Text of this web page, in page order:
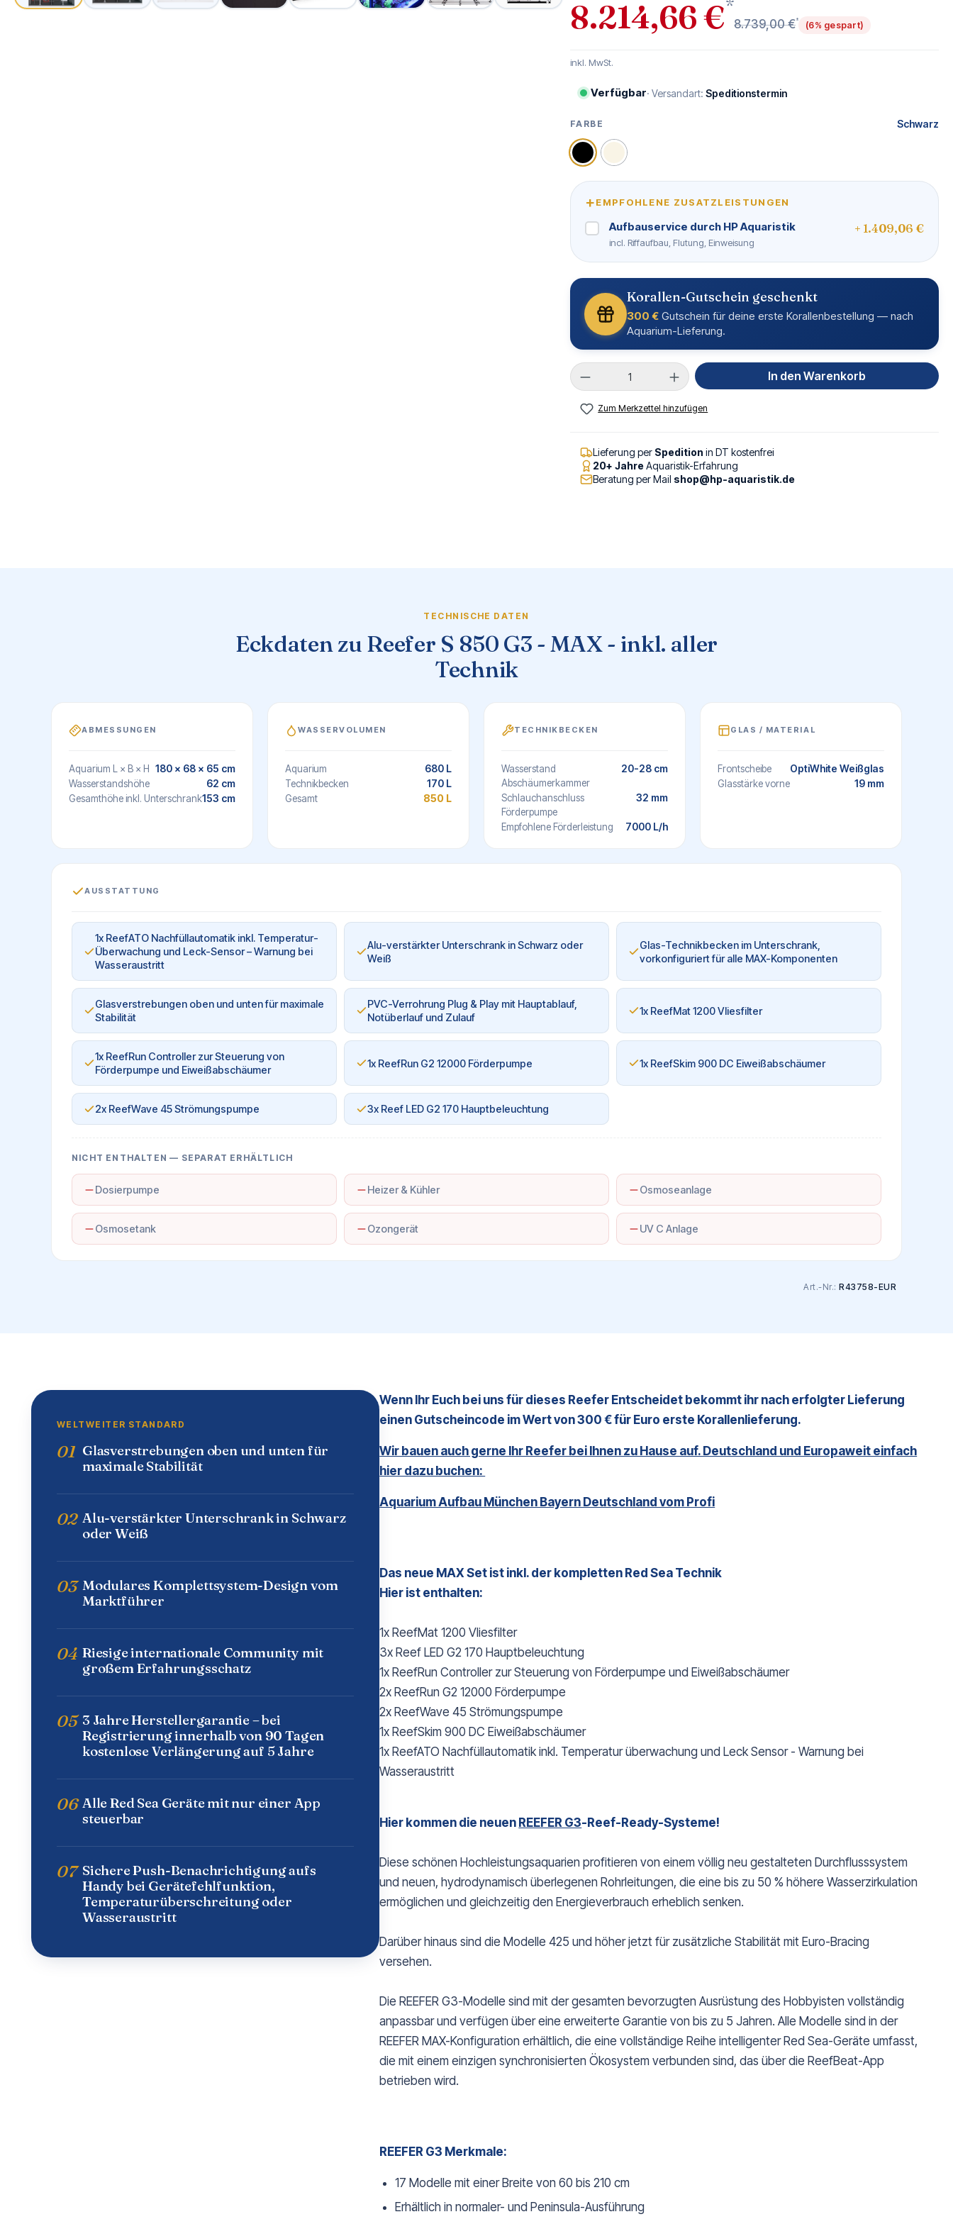
8.214,66 €*
8.739,00 €*
(6% gespart)
inkl. MwSt.
Verfügbar· Versandart: Speditionstermin
FARBE
AUSWÄHLEN Schwarz
SchwarzWeiß
+EMPFOHLENE ZUSATZLEISTUNGEN
Aufbauservice durch HP Aquaristik
incl. Riffaufbau, Flutung, Einweisung
+ 1.409,06 €
Korallen-Gutschein geschenkt
300 € Gutschein für deine erste Korallenbestellung — nach
Aquarium-Lieferung.
Produkt Anzahl: Gib den gewünschten Wert ein
In den Warenkorb
Zum Merkzettel hinzufügen
Lieferung per Spedition in DT kostenfrei
20+ JahreAquaristik-Erfahrung
Beratung per Mail shop@hp-aquaristik.de
TECHNISCHE DATEN
Eckdaten zu Reefer S 850 G3 - MAX - inkl. aller
Technik
ABMESSUNGEN
Aquarium L × B × H 180 × 68 × 65 cm
Wasserstandshöhe 62 cm
Gesamthöhe inkl. Unterschrank153 cm
WASSERVOLUMEN
Aquarium 680 L
Technikbecken 170 L
Gesamt 850 L
TECHNIKBECKEN
Wasserstand
Abschäumerkammer
20-28 cm
Schlauchanschluss
Förderpumpe
32 mm
Empfohlene Förderleistung 7000 L/h
GLAS / MATERIAL
Frontscheibe OptiWhite Weißglas
Glasstärke vorne 19 mm
AUSSTATTUNG
1x ReefATO Nachfüllautomatik inkl. Temperatur-
Überwachung und Leck-Sensor – Warnung bei
Wasseraustritt
Alu-verstärkter Unterschrank in Schwarz oder
Weiß
Glas-Technikbecken im Unterschrank,
vorkonfiguriert für alle MAX-Komponenten
Glasverstrebungen oben und unten für maximale
Stabilität
PVC-Verrohrung Plug & Play mit Hauptablauf,
Notüberlauf und Zulauf
1x ReefMat 1200 Vliesfilter
1x ReefRun Controller zur Steuerung von
Förderpumpe und Eiweißabschäumer
1x ReefRun G2 12000 Förderpumpe 1x ReefSkim 900 DC Eiweißabschäumer
2x ReefWave 45 Strömungspumpe 3x Reef LED G2 170 Hauptbeleuchtung
NICHT ENTHALTEN — SEPARAT ERHÄLTLICH
Dosierpumpe Heizer & Kühler Osmoseanlage
Osmosetank Ozongerät UV C Anlage
Art.-Nr.:R43758-EUR
WELTWEITER STANDARD
01 Glasverstrebungen oben und unten für
maximale Stabilität
02 Alu-verstärkter Unterschrank in Schwarz
oder Weiß
03 Modulares Komplettsystem-Design vom
Marktführer
04 Riesige internationale Community mit
großem Erfahrungsschatz
05 3 Jahre Herstellergarantie – bei
Registrierung innerhalb von 90 Tagen
kostenlose Verlängerung auf 5 Jahre
06 Alle Red Sea Geräte mit nur einer App
steuerbar
07 Sichere Push-Benachrichtigung aufs
Handy bei Gerätefehlfunktion,
Temperaturüberschreitung oder
Wasseraustritt
Wenn Ihr Euch bei uns für dieses Reefer Entscheidet bekommt ihr nach erfolgter Lieferung
einen Gutscheincode im Wert von 300 € für Euro erste Korallenlieferung.
Wir bauen auch gerne Ihr Reefer bei Ihnen zu Hause auf. Deutschland und Europaweit einfach
hier dazu buchen:
Aquarium Aufbau München Bayern Deutschland vom Profi
Das neue MAX Set ist inkl. der kompletten Red Sea Technik
Hier ist enthalten:
1x ReefMat 1200 Vliesfilter
3x Reef LED G2 170 Hauptbeleuchtung
1x ReefRun Controller zur Steuerung von Förderpumpe und Eiweißabschäumer
2x ReefRun G2 12000 Förderpumpe
2x ReefWave 45 Strömungspumpe
1x ReefSkim 900 DC Eiweißabschäumer
1x ReefATO Nachfüllautomatik inkl. Temperatur überwachung und Leck Sensor - Warnung bei
Wasseraustritt
Hier kommen die neuen REEFER G3-Reef-Ready-Systeme!
Diese schönen Hochleistungsaquarien profitieren von einem völlig neu gestalteten Durchflusssystem
und neuen, hydrodynamisch überlegenen Rohrleitungen, die eine bis zu 50 % höhere Wasserzirkulation
ermöglichen und gleichzeitig den Energieverbrauch erheblich senken.
Darüber hinaus sind die Modelle 425 und höher jetzt für zusätzliche Stabilität mit Euro-Bracing
versehen.
Die REEFER G3-Modelle sind mit der gesamten bevorzugten Ausrüstung des Hobbyisten vollständig
anpassbar und verfügen über eine erweiterte Garantie von bis zu 5 Jahren. Alle Modelle sind in der
REEFER MAX-Konfiguration erhältlich, die eine vollständige Reihe intelligenter Red Sea-Geräte umfasst,
die mit einem einzigen synchronisierten Ökosystem verbunden sind, das über die ReefBeat-App
betrieben wird.
REEFER G3 Merkmale:
17 Modelle mit einer Breite von 60 bis 210 cm
Erhältlich in normaler- und Peninsula-Ausführung